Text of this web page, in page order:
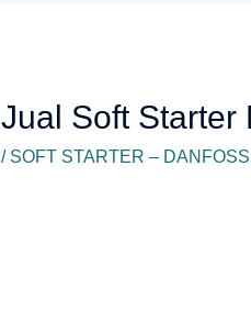
Jual Soft Starter
/ SOFT STARTER – DANFOSS